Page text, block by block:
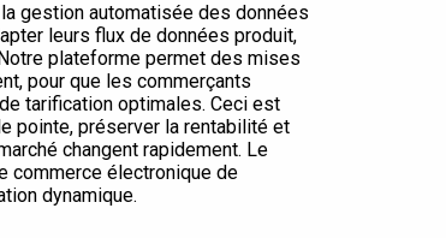
gestion automatisée des données
leurs flux de données produit,
plateforme permet des mises
pour que les commerçants
tarification optimales. Ceci est
pointe, préserver la rentabilité et
changent rapidement. Le
commerce électronique de
dynamique.